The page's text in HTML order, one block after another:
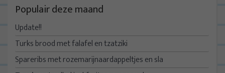
Populair deze maand
Update!!
Turks brood met falafel en tzatziki
Spareribs met rozemarijnaardappeltjes en sla